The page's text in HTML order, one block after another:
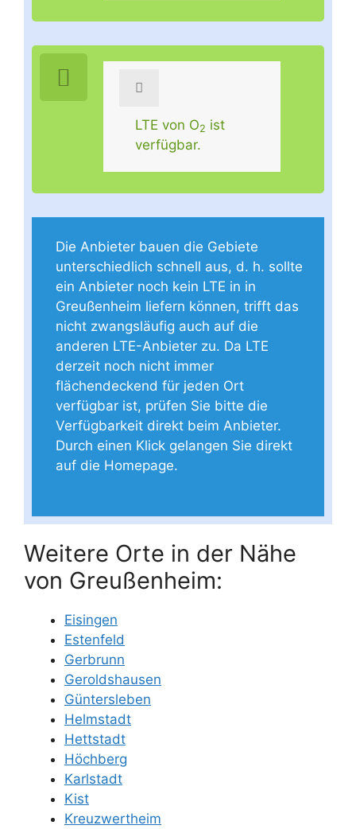
LTE von O2 ist
verfügbar.
Die Anbieter bauen die Gebiete
unterschiedlich schnell aus, d. h. sollte
ein Anbieter noch kein LTE in in
Greußenheim liefern können, trifft das
nicht zwangsläufig auch auf die
anderen LTE-Anbieter zu. Da LTE
derzeit noch nicht immer
flächendeckend für jeden Ort
verfügbar ist, prüfen Sie bitte die
Verfügbarkeit direkt beim Anbieter.
Durch einen Klick gelangen Sie direkt
auf die Homepage.
Weitere Orte in der Nähe
von Greußenheim:
Eisingen
Estenfeld
Gerbrunn
Geroldshausen
Güntersleben
Helmstadt
Hettstadt
Höchberg
Karlstadt
Kist
Kreuzwertheim